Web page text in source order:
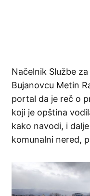
Načelnik Službe
Bujanovcu Metin
portal da je reč o
koji je opština
kako navodi, i
komunalni nered,